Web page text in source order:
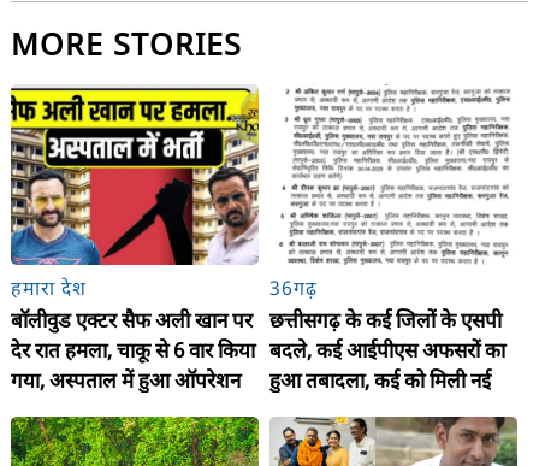
MORE STORIES
हमारा देश
बॉलीवुड एक्टर सैफ अली खान पर
देर रात हमला, चाकू से 6 वार किया
गया, अस्पताल में हुआ ऑपरेशन
36गढ़
छत्तीसगढ़ के कई जिलों के एसपी
बदले, कई आईपीएस अफसरों का
हुआ तबादला, कई को मिली नई
जिम्मेदारी